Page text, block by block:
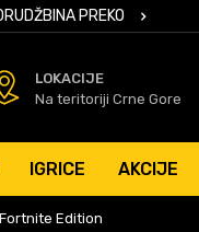
PREKO 50 EUR
LOKACIJE
Na teritoriji Crne Gore
IGRICE AKCIJE
Edition